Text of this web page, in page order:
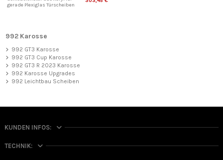
gerade Plexiglas Türscheiben
992 Karosse
992 GT3 Karosse
992 GT3 Cup Karosse
992 GT3 R 2023 Karosse
992 Karosse Upgrades
992 Leichtbau Scheiben
KUNDEN INFOS:
TECHNIK: